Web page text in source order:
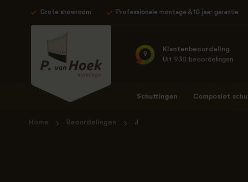
Grote showroom Professionele montage & 10 jaar garantie
9
Klantenbeoordeling
Uit 930 beoordelingen
Schuttingen Composiet
Home Beoordelingen J